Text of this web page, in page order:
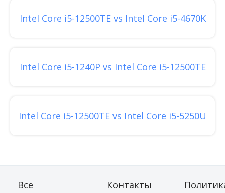
Intel Core i5-12500TE vs Intel Core i5-4670K
Intel Core i5-1240P vs Intel Core i5-12500TE
Intel Core i5-12500TE vs Intel Core i5-5250U
Все
Контакты